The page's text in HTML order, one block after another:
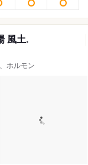
風土.
ホルモン